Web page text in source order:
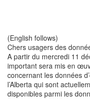
(English follows)
Chers usagers des
A partir du mercredi 11
important sera mis en
concernant les données
l’Alberta qui sont
disponibles parmi les